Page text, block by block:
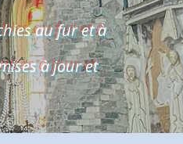
au fur et à
à jour et